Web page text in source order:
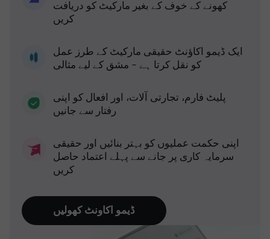
کھونے کے خوف کے بغیر مارکیٹ کو دریافت
کریں
ایک ڈیمو اکاؤنٹ حقیقی مارکیٹ کے طرز عمل
کو نقل کرتا ہے - مشق کے لیے مثالی
پلیٹ فارم، تجارتی آلات، اور افعال کو اپنی
رفتار سے جانیں
اپنی حکمت عملیوں کو بہتر بنائیں اور حقیقی
سرمایہ کاری پر جانے سے پہلے اعتماد حاصل
کریں
ڈیمو اکاونٹ کھولیں